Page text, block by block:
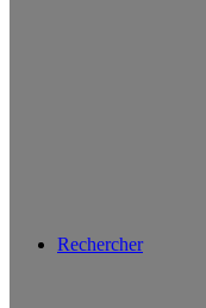
Rechercher